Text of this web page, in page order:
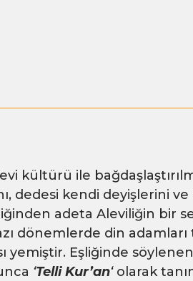
kültürü ile
dedesi kendi deyişlerini ve
adeta Aleviliğin bir
dönemlerde din adamları
yemiştir. Eşliğinde
‘Telli Kur’an‘olarak